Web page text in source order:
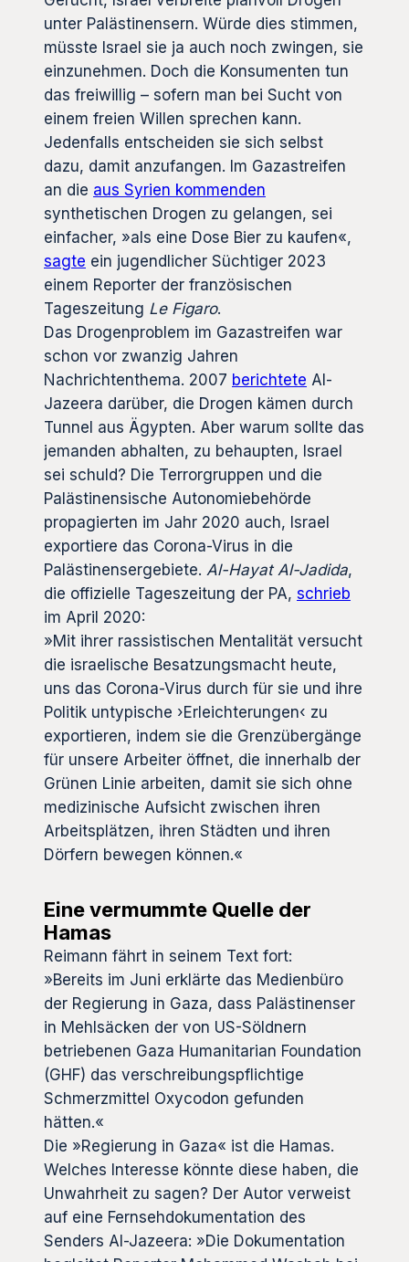
unter Palästinensern. Würde dies stimmen,
müsste Israel sie ja auch noch zwingen, sie
einzunehmen. Doch die Konsumenten tun
das freiwillig – sofern man bei Sucht von
einem freien Willen sprechen kann.
Jedenfalls entscheiden sie sich selbst
dazu, damit anzufangen. Im Gazastreifen
an die aus Syrien kommenden
synthetischen Drogen zu gelangen, sei
einfacher, »als eine Dose Bier zu kaufen«,
sagte ein jugendlicher Süchtiger 2023
einem Reporter der französischen
Tageszeitung Le Figaro.
Das Drogenproblem im Gazastreifen war
schon vor zwanzig Jahren
Nachrichtenthema. 2007 berichtete Al-
Jazeera darüber, die Drogen kämen durch
Tunnel aus Ägypten. Aber warum sollte das
jemanden abhalten, zu behaupten, Israel
sei schuld? Die Terrorgruppen und die
Palästinensische Autonomiebehörde
propagierten im Jahr 2020 auch, Israel
exportiere das Corona-Virus in die
Palästinensergebiete. Al-Hayat Al-Jadida,
die offizielle Tageszeitung der PA, schrieb
im April 2020:
»Mit ihrer rassistischen Mentalität versucht
die israelische Besatzungsmacht heute,
uns das Corona-Virus durch für sie und ihre
Politik untypische ›Erleichterungen‹ zu
exportieren, indem sie die Grenzübergänge
für unsere Arbeiter öffnet, die innerhalb der
Grünen Linie arbeiten, damit sie sich ohne
medizinische Aufsicht zwischen ihren
Arbeitsplätzen, ihren Städten und ihren
Dörfern bewegen können.«
Eine vermummte Quelle der
Hamas
Reimann fährt in seinem Text fort:
»Bereits im Juni erklärte das Medienbüro
der Regierung in Gaza, dass Palästinenser
in Mehlsäcken der von US-Söldnern
betriebenen Gaza Humanitarian Foundation
(GHF) das verschreibungspflichtige
Schmerzmittel Oxycodon gefunden
hätten.«
Die »Regierung in Gaza« ist die Hamas.
Welches Interesse könnte diese haben, die
Unwahrheit zu sagen? Der Autor verweist
auf eine Fernsehdokumentation des
Senders Al-Jazeera: »Die Dokumentation